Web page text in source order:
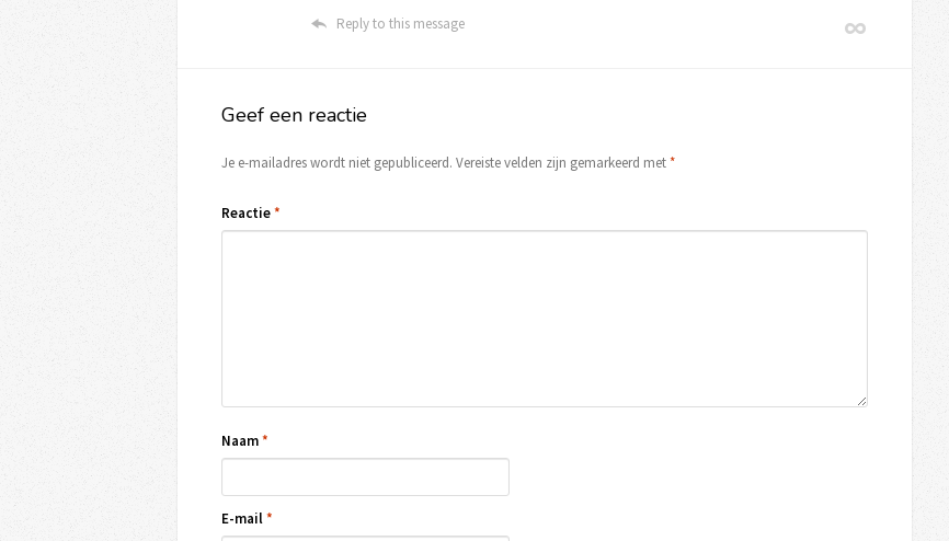
Reply to this message
Geef een reactie
Je e-mailadres wordt niet gepubliceerd. Vereiste velden zijn gemarkeerd met*
Reactie*
Naam*
E-mail*